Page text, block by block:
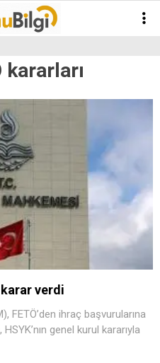
kararları
verdi
FETÖ’den ihraç başvurularına
genel kurul kararıyla